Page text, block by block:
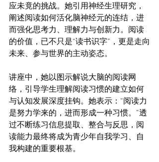
应未竟的挑战。她引用神经生理研究，
阐述阅读如何活化脑神经元的连结，进
而强化思考力、理解力与创新力。阅读
的价值，已不只是“读书识字”，更是走向
未来、参与世界的主动姿态。
讲座中，她以图示解说大脑的阅读网
络，引导学生理解阅读习惯的建立如何
与认知发展深度挂钩。她表示：“阅读力
是努力学来的，进而形成一种习惯。”透
过不断练习信息提取、整合与反思，阅
读能力最终将成为青少年自我学习、自
我构建的重要根基。